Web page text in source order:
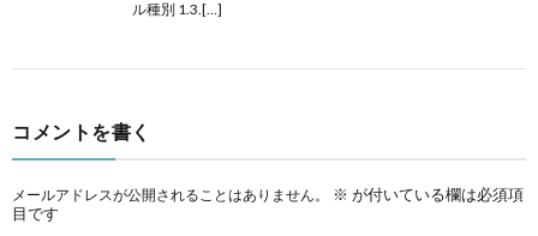
ル種別 1.3.[…]
コメントを書く
メールアドレスが公開されることはありません。 ※ が付いている欄は必須項
目です